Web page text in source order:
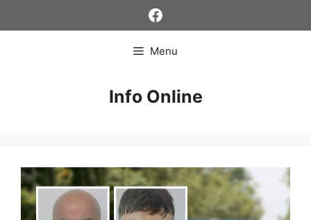
Facebook
Menu
Info Online